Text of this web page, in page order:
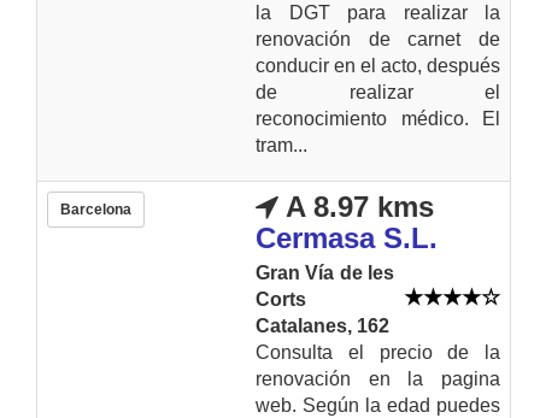
la DGT para realizar la
renovación de carnet de
conducir en el acto, después
de realizar el
reconocimiento médico. El
tram...
Barcelona
A 8.97 kms
Cermasa S.L.
Gran Vía de les
Corts
Catalanes, 162
Consulta el precio de la
renovación en la pagina
web. Según la edad puedes